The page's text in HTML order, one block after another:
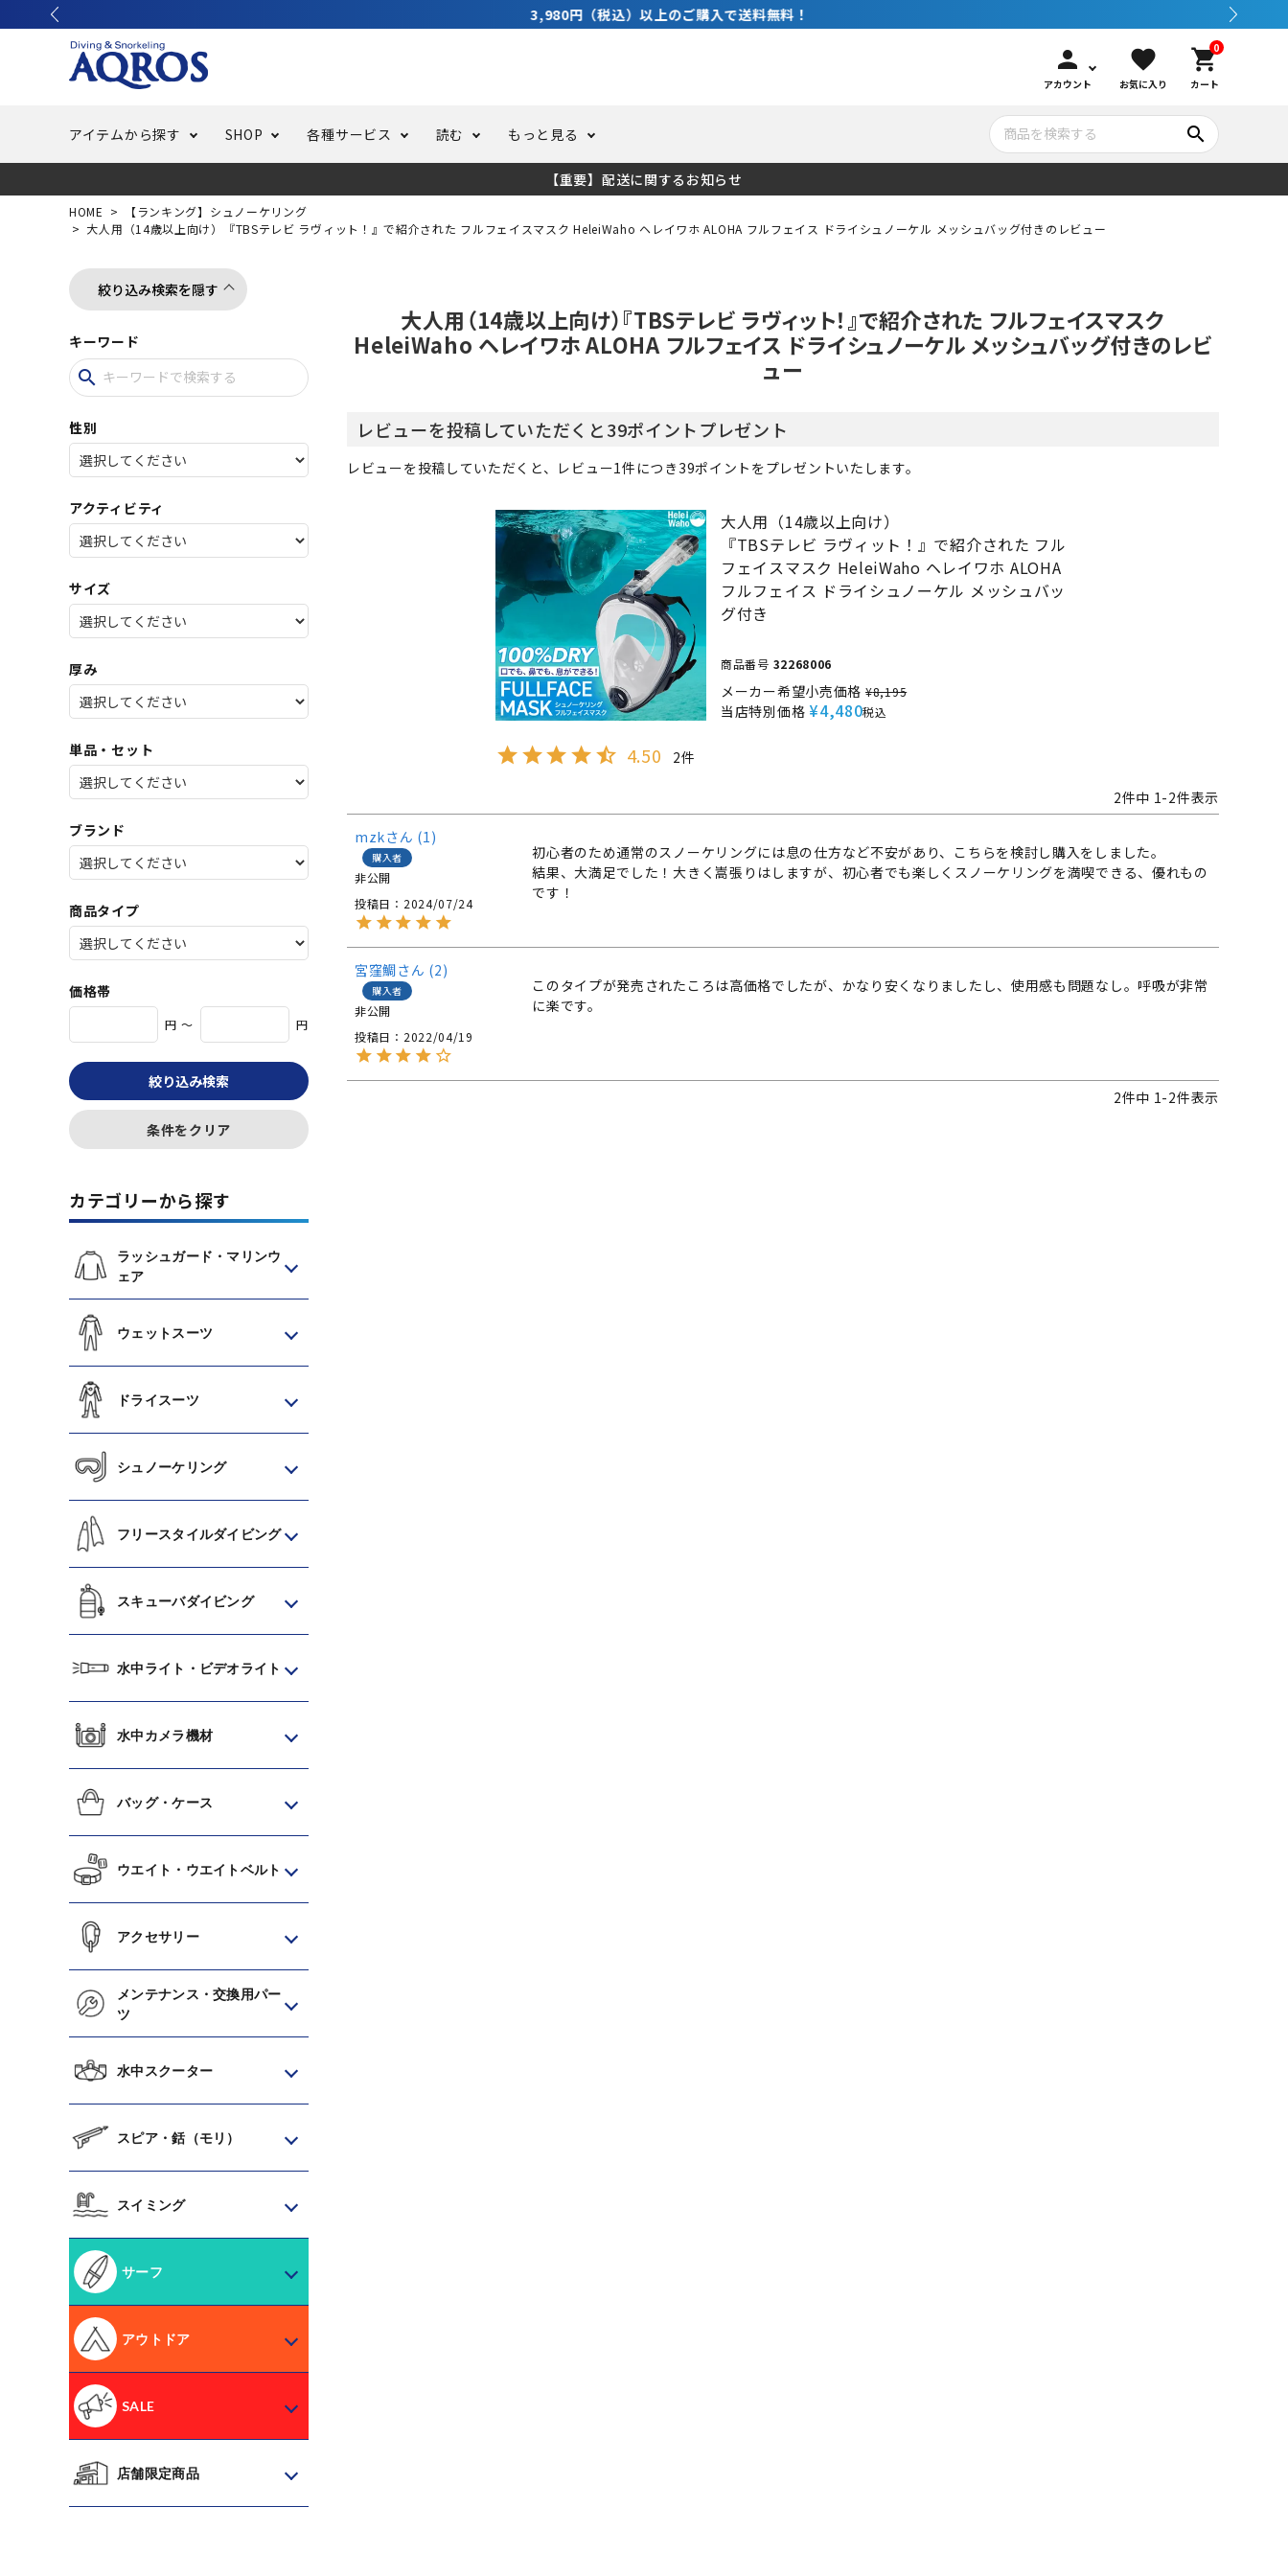
3,980円（税込）以上のご購入で送料無料！
person
アカウント
favorite
お気に入り
0
shopping_cart
カート
アイテムから探す
ラッシュガード・水着・マリンウェア
フリースタイルダイビング
バッグ・ケース ウエイト・ウエイトベルト アクセサリー メンテナンサービス・交換用パーツ
スピア・銛（モリ）
SALE
SHOP
池袋店／IKEBUKURO
各種サービス
バッテリー交換
読む
ニュース
でしか
もっと見る
ご利用ガイド
LINE ID連携でお買い物が便利に
search
【重要】配送に関するお知らせ
HOME
【ランキング】シュノーケリング
大人用（14歳以上向け）『TBSテレビ ラヴィット！』で紹介された フルフェイスマスク HeleiWaho ヘレイワホ ALOHA フルフェイス ドライシュノーケル メッシュバッグ付きのレビュー
絞り込み検索を隠す
キーワード
search
性別
アクティビティ
サイズ
厚み
単品・セット
ブランド
商品タイプ
価格帯
円 ～ 円
絞り込み検索
条件をクリア
カテゴリーから探す
ラッシュガード・マリンウ
ェア
ウェットスーツ
ドライスーツ
シュノーケリング
フリースタイルダイビング
スキューバダイビング
水中ライト・ビデオライト
水中カメラ機材
バッグ・ケース
ウエイト・ウエイトベルト
アクセサリー
メンテナンス・交換用パー
ツ
水中スクーター
スピア・銛（モリ）
スイミング
サーフ
アウトドア
SALE
店舗限定商品
大人用（14歳以上向け）『TBSテレビ ラヴィット！』で紹介された フルフェイスマスク
HeleiWaho ヘレイワホ ALOHA フルフェイス ドライシュノーケル メッシュバッグ付きのレビ
ュー
レビューを投稿していただくと39ポイントプレゼント
レビューを投稿していただくと、レビュー1件につき39ポイントをプレゼントいたします。
大人用（14歳以上向け）
『TBSテレビ ラヴィット！』で紹介された フル
フェイスマスク HeleiWaho ヘレイワホ ALOHA
フルフェイス ドライシュノーケル メッシュバッ
グ付き
商品番号 32268006
メーカー希望小売価格 ¥8,195
当店特別価格 ¥4,480税込
4.50 2
2件中 1-2件表示
mzk 1
購入者
非公開
投稿日
2024/07/24
初心者のため通常のスノーケリングには息の仕方など不安があり、こちらを検討し購入をしました。
結果、大満足でした！大きく嵩張りはしますが、初心者でも楽しくスノーケリングを満喫できる、優れもの
です！
宮窪鯛 2
購入者
非公開
投稿日
2022/04/19
このタイプが発売されたころは高価格でしたが、かなり安くなりましたし、使用感も問題なし。呼吸が非常
に楽です。
2件中 1-2件表示